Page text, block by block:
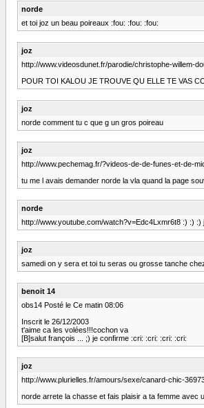
norde
et toi joz un beau poireaux :fou: :fou: :fou:
joz
http://www.videosdunet.fr/parodie/christophe-willem-
POUR TOI KALOU JE TROUVE QU ELLE TE VAS
joz
norde comment tu c que g un gros poireau
joz
http://www.pechemag.fr/?videos-de-de-funes-et-de-
tu me l avais demander norde la vla quand la page
norde
http://www.youtube.com/watch?v=Edc4Lxmr6t8 :) :)
joz
samedi on y sera et toi tu seras ou grosse tanche
benoit 14
obs14 Posté le Ce matin 08:06
Inscrit le 26/12/2003
t'aime ca les volées!!!cochon va
[B]salut françois ... ;) je confirme :cri: :cri: :cri: :cri:
joz
http://www.plurielles.fr/amours/sexe/canard-chic-
norde arrete la chasse et fais plaisir a ta femme avec